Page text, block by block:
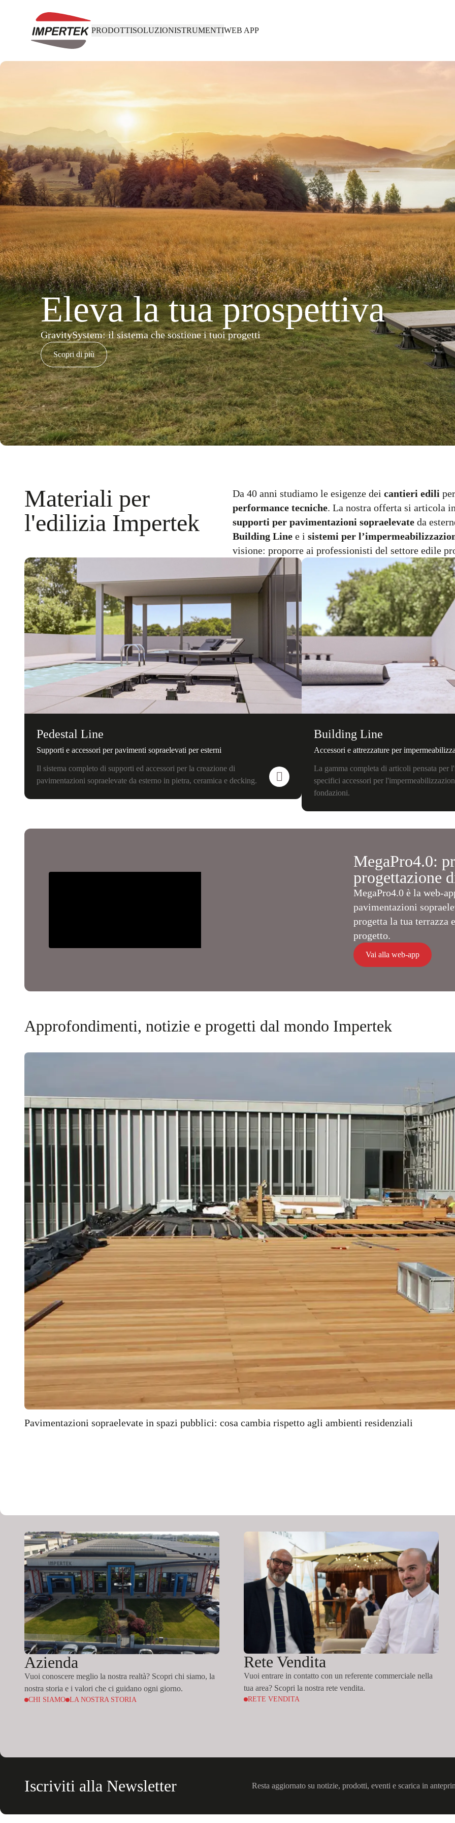
PRODOTTISOLUZIONISTRUMENTIWEB APP
Eleva la tua prospettiva
GravitySystem: il sistema che sostiene i tuoi progetti
Scopri di più
Materiali per
l'edilizia Impertek
Da 40 anni studiamo le esigenze dei cantieri edili
performance tecniche. La nostra offerta si articola
supporti per pavimentazioni sopraelevateda
Building Linee i sistemi per
visione: proporre ai professionisti del settore edile
Pedestal Line
Supporti e accessori per pavimenti sopraelevati per esterni
Il sistema completo di supporti ed accessori per la creazione di
pavimentazioni sopraelevate da esterno in pietra, ceramica e decking.
Building Line
Accessori e attrezzature per
La gamma completa di articoli pensata per
specifici accessori per
fondazioni.
MegaPro4.0:
progettazione
MegaPro4.0 è la web-
pavimentazioni
progetta la tua terrazza
progetto.
Vai alla web-app
Approfondimenti, notizie e progetti dal mondo Impertek
Pavimentazioni sopraelevate in spazi pubblici: cosa cambia rispetto agli ambienti residenziali
Azienda
Vuoi conoscere meglio la nostra realtà? Scopri chi siamo, la
nostra storia e i valori che ci guidano ogni giorno.
CHI SIAMO LA NOSTRA STORIA
Rete Vendita
Vuoi entrare in contatto con un referente commerciale nella
tua area? Scopri la nostra rete vendita.
RETE VENDITA
Iscriviti alla Newsletter Resta aggiornato su notizie, prodotti, eventi e scarica in